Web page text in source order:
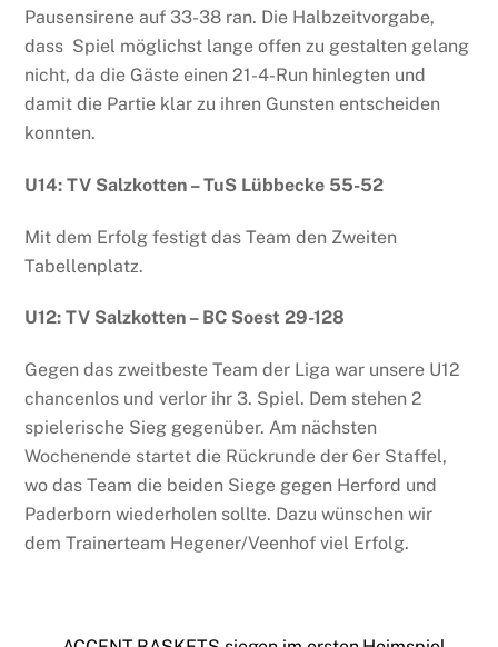
Pausensirene auf 33-38 ran. Die Halbzeitvorgabe,
dass Spiel möglichst lange offen zu gestalten gelang
nicht, da die Gäste einen 21-4-Run hinlegten und
damit die Partie klar zu ihren Gunsten entscheiden
konnten.
U14: TV Salzkotten – TuS Lübbecke 55-52
Mit dem Erfolg festigt das Team den Zweiten
Tabellenplatz.
U12: TV Salzkotten – BC Soest 29-128
Gegen das zweitbeste Team der Liga war unsere U12
chancenlos und verlor ihr 3. Spiel. Dem stehen 2
spielerische Sieg gegenüber. Am nächsten
Wochenende startet die Rückrunde der 6er Staffel,
wo das Team die beiden Siege gegen Herford und
Paderborn wiederholen sollte. Dazu wünschen wir
dem Trainerteam Hegener/Veenhof viel Erfolg.